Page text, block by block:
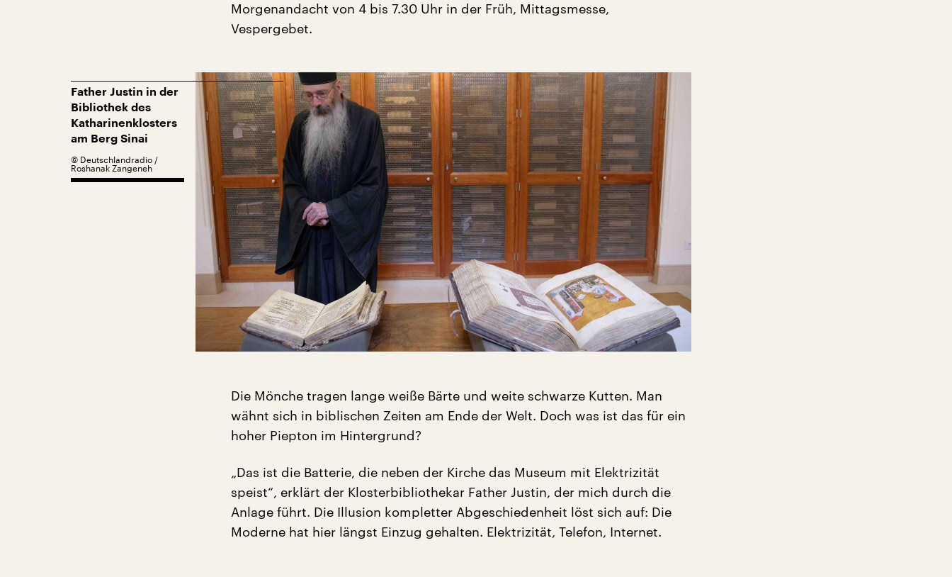
Morgenandacht von 4 bis 7.30 Uhr in der Früh, Mittagsmesse,
Vespergebet.
Father Justin in der
Bibliothek des
Katharinenklosters
am Berg Sinai
© Deutschlandradio /
Roshanak Zangeneh
Die Mönche tragen lange weiße Bärte und weite schwarze Kutten. Man
wähnt sich in biblischen Zeiten am Ende der Welt. Doch was ist das für ein
hoher Piepton im Hintergrund?
„Das ist die Batterie, die neben der Kirche das Museum mit Elektrizität
speist“, erklärt der Klosterbibliothekar Father Justin, der mich durch die
Anlage führt. Die Illusion kompletter Abgeschiedenheit löst sich auf: Die
Moderne hat hier längst Einzug gehalten. Elektrizität, Telefon, Internet.